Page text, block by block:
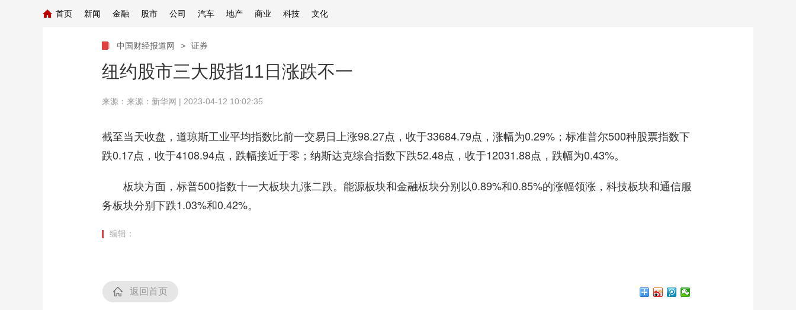
首页 新闻 金融 股市 公司 汽车 地产 商业 科技 文化
中国财经报道网 > 证券
纽约股市三大股指11日涨跌不一
来源： 来源：新华网 | 2023-04-12 10:02:35
截至当天收盘，道琼斯工业平均指数比前一交易日上涨98.27点，收于33684.79点，涨幅为0.29%；标准普尔500种股票指数下
跌0.17点，收于4108.94点，跌幅接近于零；纳斯达克综合指数下跌52.48点，收于12031.88点，跌幅为0.43%。
板块方面，标普500指数十一大板块九涨二跌。能源板块和金融板块分别以0.89%和0.85%的涨幅领涨，科技板块和通信服
务板块分别下跌1.03%和0.42%。
编辑：
返回首页